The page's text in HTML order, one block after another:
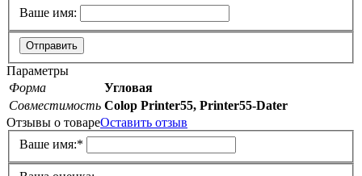
Ваше имя:
Отправить
Параметры
Форма
Угловая
Совместимость Colop Printer55, Printer55-Dater
Отзывы о товареОставить отзыв
Ваше имя:*